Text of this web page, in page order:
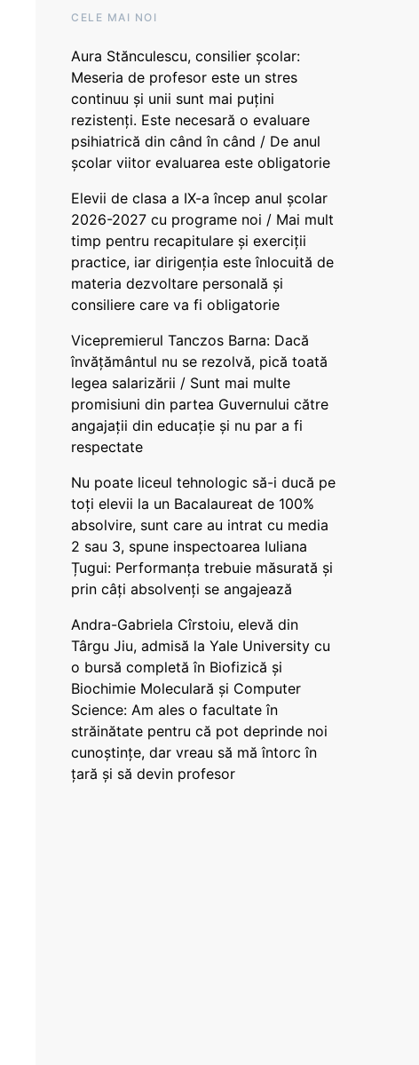
CELE MAI NOI
Aura Stănculescu, consilier școlar:
Meseria de profesor este un stres
continuu și unii sunt mai puțini
rezistenți. Este necesară o evaluare
psihiatrică din când în când / De anul
școlar viitor evaluarea este obligatorie
Elevii de clasa a IX-a încep anul școlar
2026-2027 cu programe noi / Mai mult
timp pentru recapitulare și exerciții
practice, iar dirigenția este înlocuită de
materia dezvoltare personală și
consiliere care va fi obligatorie
Vicepremierul Tanczos Barna: Dacă
învățământul nu se rezolvă, pică toată
legea salarizării / Sunt mai multe
promisiuni din partea Guvernului către
angajații din educație și nu par a fi
respectate
Nu poate liceul tehnologic să-i ducă pe
toți elevii la un Bacalaureat de 100%
absolvire, sunt care au intrat cu media
2 sau 3, spune inspectoarea Iuliana
Țugui: Performanța trebuie măsurată și
prin câți absolvenți se angajează
Andra-Gabriela Cîrstoiu, elevă din
Târgu Jiu, admisă la Yale University cu
o bursă completă în Biofizică și
Biochimie Moleculară și Computer
Science: Am ales o facultate în
străinătate pentru că pot deprinde noi
cunoștințe, dar vreau să mă întorc în
țară și să devin profesor